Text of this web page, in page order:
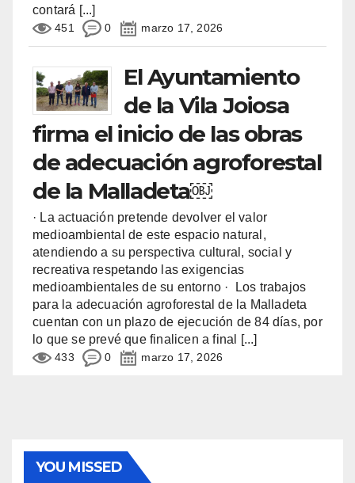
contará [...]
451 0 marzo 17, 2026
El Ayuntamiento
de la Vila Joiosa
firma el inicio de las obras
de adecuación agroforestal
de la Malladeta￼
· La actuación pretende devolver el valor
medioambiental de este espacio natural,
atendiendo a su perspectiva cultural, social y
recreativa respetando las exigencias
medioambientales de su entorno · Los trabajos
para la adecuación agroforestal de la Malladeta
cuentan con un plazo de ejecución de 84 días, por
lo que se prevé que finalicen a final
[...]
433 0 marzo 17, 2026
YOU MISSED